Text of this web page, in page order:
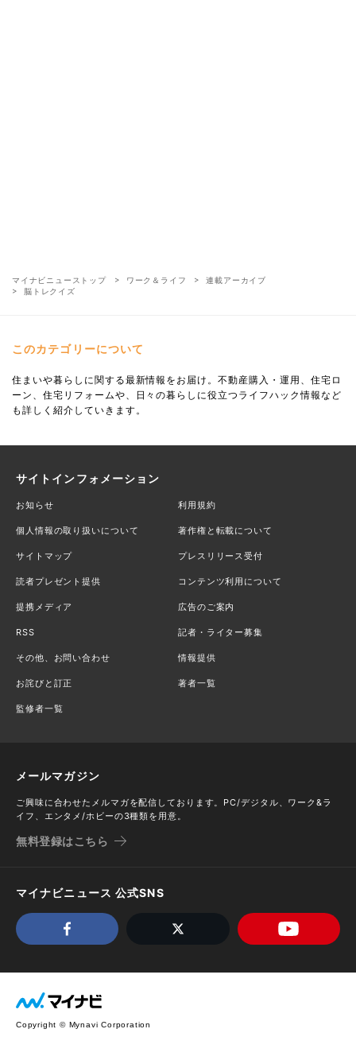
マイナビニューストップ ワーク＆ライフ
連載アーカイブ
脳トレクイズ
このカテゴリーについて
住まいや暮らしに関する最新情報をお届け。不動産購入・運用、住宅ロ
ーン、住宅リフォームや、日々の暮らしに役立つライフハック情報など
も詳しく紹介していきます。
サイトインフォメーション
お知らせ 利用規約
個人情報の取り扱いについて 著作権と転載について
サイトマップ プレスリリース受付
読者プレゼント提供 コンテンツ利用について
提携メディア 広告のご案内
RSS 記者・ライター募集
その他、お問い合わせ 情報提供
お詫びと訂正 著者一覧
監修者一覧
メールマガジン
ご興味に合わせたメルマガを配信しております。PC/デジタル、ワーク&ラ
イフ、エンタメ/ホビーの3種類を用意。
無料登録はこちら
マイナビニュース 公式SNS
Copyright © Mynavi Corporation